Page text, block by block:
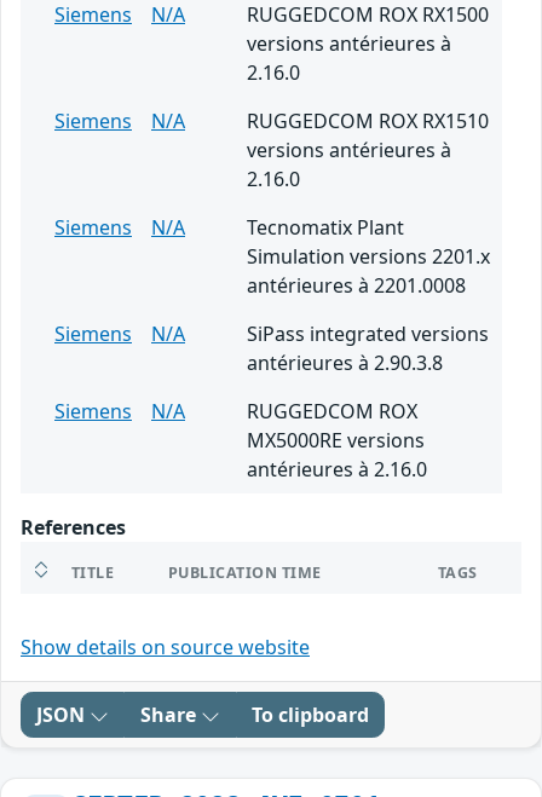
Siemens
N/A
RUGGEDCOM ROX RX1500
versions antérieures à
2.16.0
Siemens
N/A
RUGGEDCOM ROX RX1510
versions antérieures à
2.16.0
Siemens
N/A
Tecnomatix Plant
Simulation versions 2201.x
antérieures à 2201.0008
Siemens
N/A
SiPass integrated versions
antérieures à 2.90.3.8
Siemens
N/A
RUGGEDCOM ROX
MX5000RE versions
antérieures à 2.16.0
References
TITLE PUBLICATION TIME TAGS
Show details on source website
JSON Share To clipboard